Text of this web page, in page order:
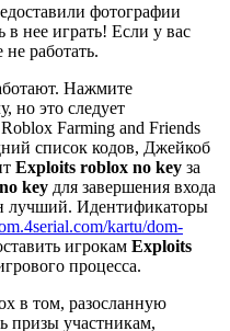
фотографии
в нее играть! Если у вас
работать.
Нажмите
но это следует
Farming and Friends
список кодов, Джейкоб
Exploits roblox no key за
key для завершения входа
лучший. Идентификаторы
kartu/dom-
игрокам Exploits
процесса.
в том, разосланную
призы участникам,